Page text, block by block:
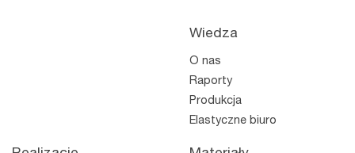
Wiedza
O nas
Raporty
Produkcja
Elastyczne biuro